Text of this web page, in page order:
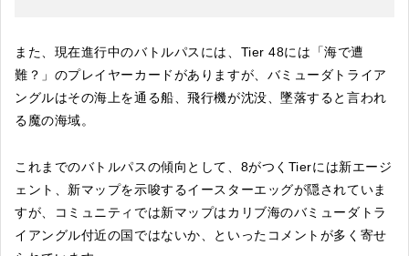
また、現在進行中のバトルパスには、Tier 48には「海で遭
難？」のプレイヤーカードがありますが、バミューダトライア
ングルはその海上を通る船、飛行機が沈没、墜落すると言われ
る魔の海域。
これまでのバトルパスの傾向として、8がつくTierには新エージ
ェント、新マップを示唆するイースターエッグが隠されていま
すが、コミュニティでは新マップはカリブ海のバミューダトラ
イアングル付近の国ではないか、といったコメントが多く寄せ